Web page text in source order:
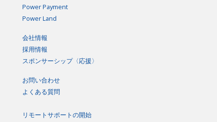
Power Payment
Power Land
会社情報
採用情報
スポンサーシップ〈応援〉
お問い合わせ
よくある質問
リモートサポートの開始